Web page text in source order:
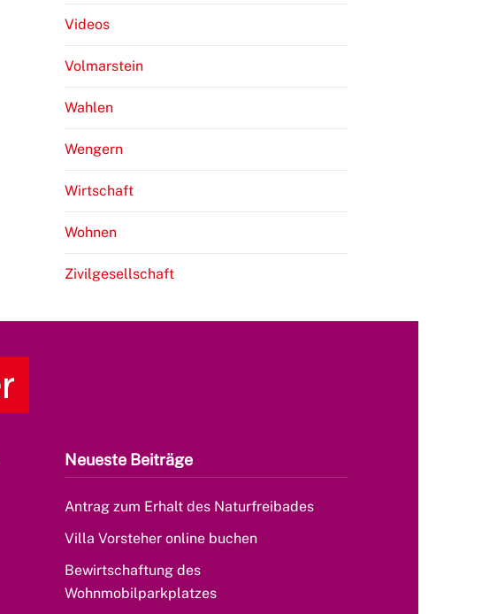
Videos
Volmarstein
Wahlen
Wengern
Wirtschaft
Wohnen
Zivilgesellschaft
Neueste Beiträge
Antrag zum Erhalt des Naturfreibades
Villa Vorsteher online buchen
Bewirtschaftung des
Wohnmobilparkplatzes